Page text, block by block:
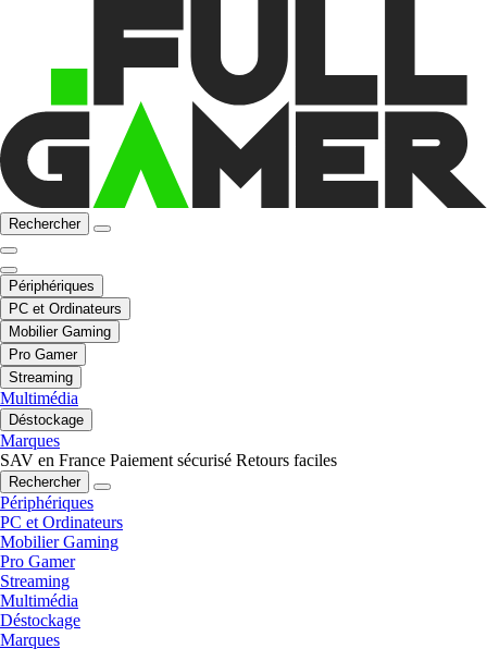
Rechercher
Périphériques
PC et Ordinateurs
Mobilier Gaming
Pro Gamer
Streaming
Multimédia
Déstockage
Marques
SAV en France Paiement sécurisé Retours faciles
Rechercher
Périphériques
PC et Ordinateurs
Mobilier Gaming
Pro Gamer
Streaming
Multimédia
Déstockage
Marques